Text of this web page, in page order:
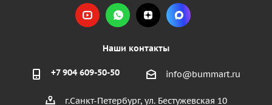
Наши контакты
+7 904 609-50-50 info@bummart.ru
г.Санкт-Петербург, ул. Бестужевская 10